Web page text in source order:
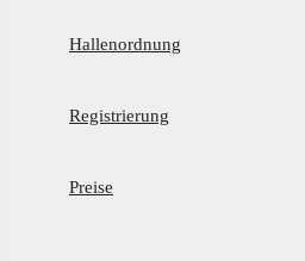
Hallenordnung
Registrierung
Preise